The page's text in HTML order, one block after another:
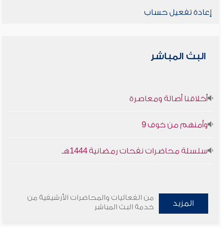
إعادة تفعيل حساب
البث المباشر
أخلاقنا أصالة ومعاصرة
وأمنهم من خوف 9
سلسلة محاضرات نفحات رمضانية 1444هـ
المزيد
من الفعاليات والمحاضرات الأرشيفية من
خدمة البث المباشر